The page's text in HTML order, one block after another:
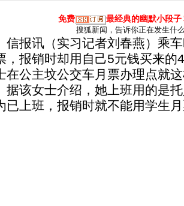
免费 最经典的幽默小段子
搜狐新闻，告诉你正在发生什
讯（实习记者刘春燕）乘车
，报销时却用自己5元钱买来
在公主坟公交车月票办理点就
女士介绍，她上班用的是托
已上班，报销时就不能用学生